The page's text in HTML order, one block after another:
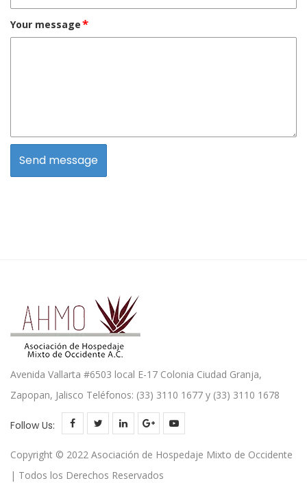
Your message*
Avenida Vallarta #6503 local E-17 Colonia Ciudad Granja,
Zapopan, Jalisco Teléfonos: (33) 3110 1677 y (33) 3110 1678
Follow Us:
Copyright © 2022 Asociación de Hospedaje Mixto de Occidente
| Todos los Derechos Reservados